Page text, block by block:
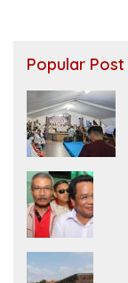
Popular Post